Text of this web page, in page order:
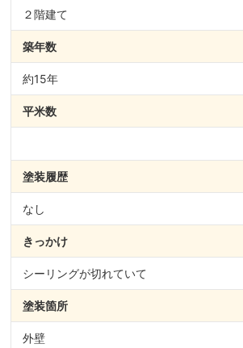
２階建て
築年数
約15年
平米数
塗装履歴
なし
きっかけ
シーリングが切れていて
塗装箇所
外壁